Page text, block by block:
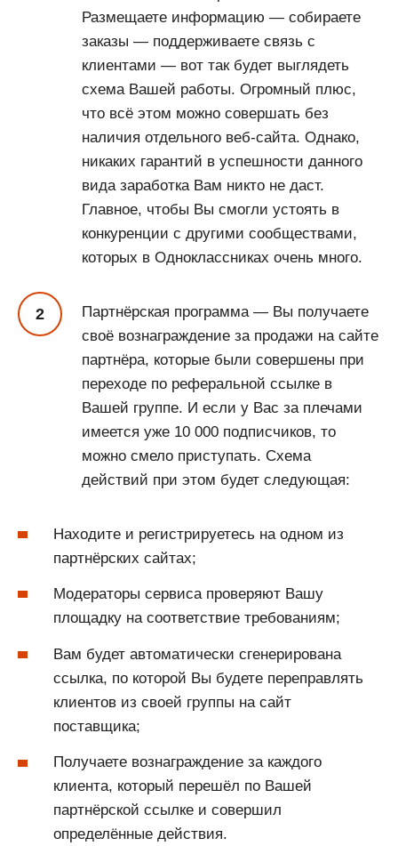
Размещаете информацию — собираете
заказы — поддерживаете связь с
клиентами — вот так будет выглядеть
схема Вашей работы. Огромный плюс,
что всё этом можно совершать без
наличия отдельного веб-сайта. Однако,
никаких гарантий в успешности данного
вида заработка Вам никто не даст.
Главное, чтобы Вы смогли устоять в
конкуренции с другими сообществами,
которых в Одноклассниках очень много.
Партнёрская программа — Вы получаете
своё вознаграждение за продажи на сайте
партнёра, которые были совершены при
переходе по реферальной ссылке в
Вашей группе. И если у Вас за плечами
имеется уже 10 000 подписчиков, то
можно смело приступать. Схема
действий при этом будет следующая:
Находите и регистрируетесь на одном из
партнёрских сайтах;
Модераторы сервиса проверяют Вашу
площадку на соответствие требованиям;
Вам будет автоматически сгенерирована
ссылка, по которой Вы будете переправлять
клиентов из своей группы на сайт
поставщика;
Получаете вознаграждение за каждого
клиента, который перешёл по Вашей
партнёрской ссылке и совершил
определённые действия.